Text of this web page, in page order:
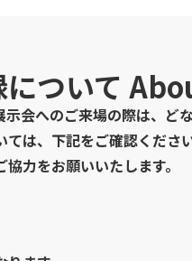
ついて
会へのご来場の際は、ど
は、下記をご確認くださ
力をお願いいたします。